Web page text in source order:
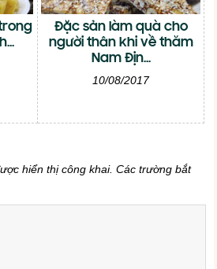
Đặc sản làm quà cho
người thân khi về thăm
Nam Địn...
10/08/2017
hiển thị công khai. Các trường bắt